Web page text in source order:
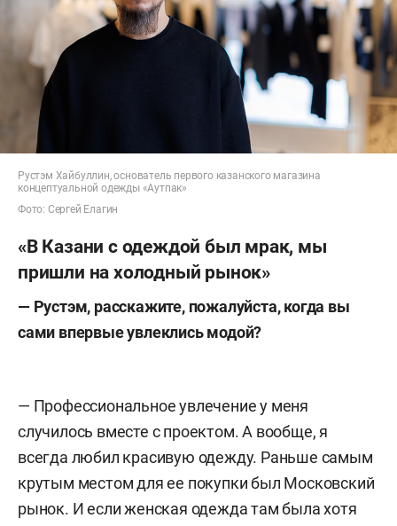
Рустэм Хайбуллин, основатель первого казанского магазина
концептуальной одежды «Аутпак»
Фото: Сергей Елагин
«В Казани с одеждой был мрак, мы
пришли на холодный рынок»
— Рустэм, расскажите, пожалуйста, когда вы
сами впервые увлеклись модой?
— Профессиональное увлечение у меня
случилось вместе с проектом. А вообще, я
всегда любил красивую одежду. Раньше самым
крутым местом для ее покупки был Московский
рынок. И если женская одежда там была хотя